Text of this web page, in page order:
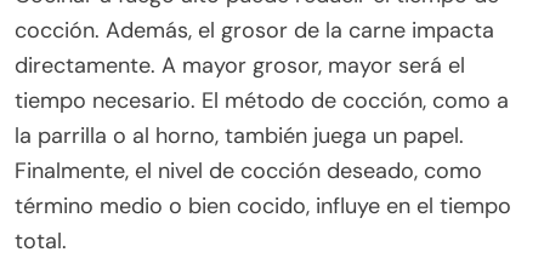
cocción. Además, el grosor de la carne impacta
directamente. A mayor grosor, mayor será el
tiempo necesario. El método de cocción, como a
la parrilla o al horno, también juega un papel.
Finalmente, el nivel de cocción deseado, como
término medio o bien cocido, influye en el tiempo
total.